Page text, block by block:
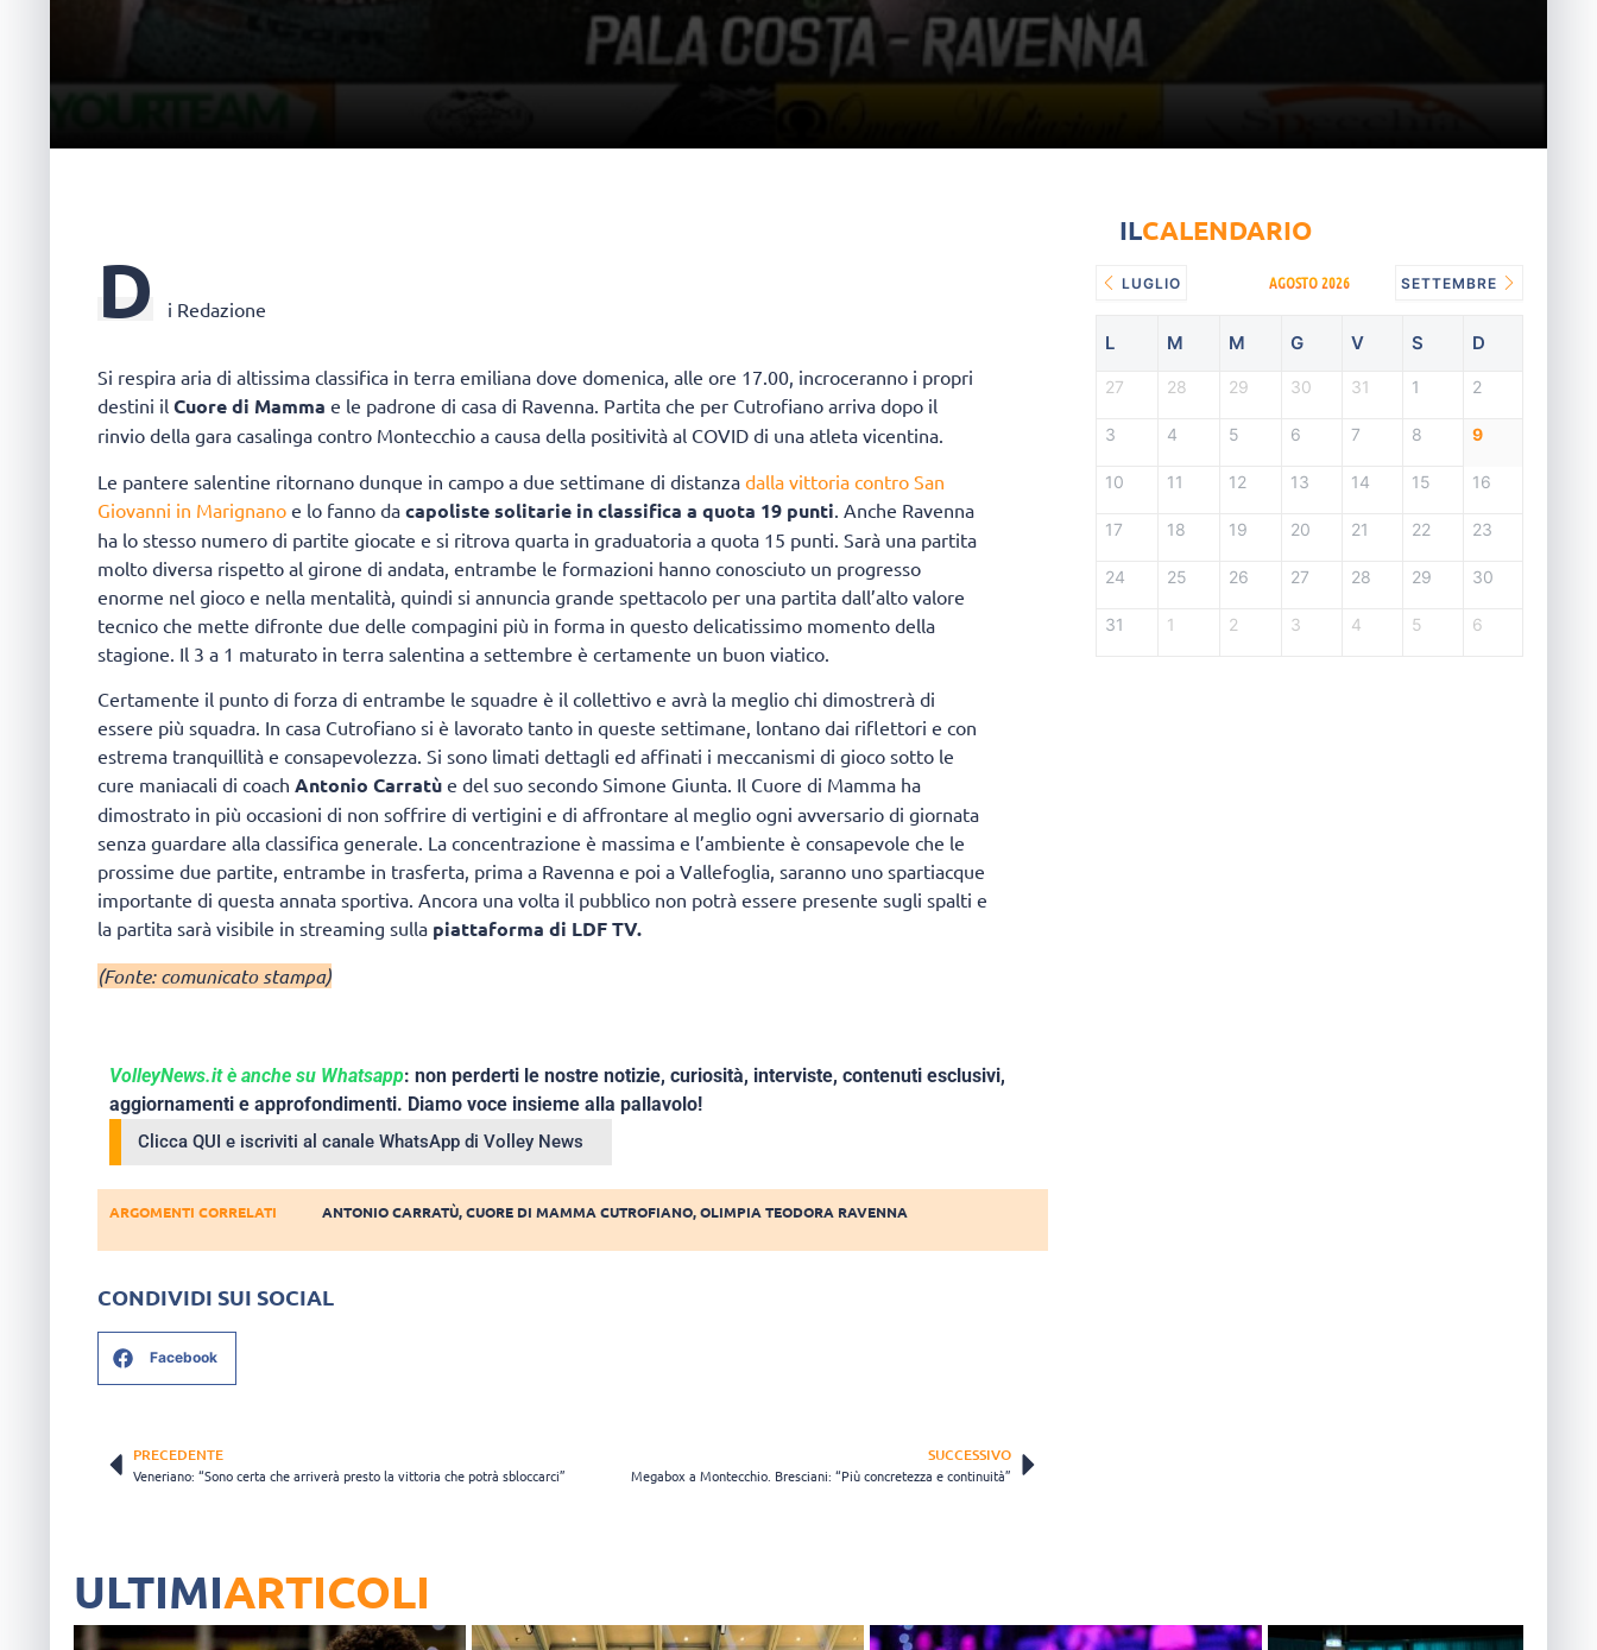
D i Redazione
Si respira aria di altissima classifica in terra emiliana dove domenica, alle ore 17.00, incroceranno i propri
destini il Cuore di Mamma e le padrone di casa di Ravenna. Partita che per Cutrofiano arriva dopo il
rinvio della gara casalinga contro Montecchio a causa della positività al COVID di una atleta vicentina.
Le pantere salentine ritornano dunque in campo a due settimane di distanza dalla vittoria contro San
Giovanni in Marignano e lo fanno da capoliste solitarie in classifica a quota 19 punti . Anche Ravenna
ha lo stesso numero di partite giocate e si ritrova quarta in graduatoria a quota 15 punti. Sarà una partita
molto diversa rispetto al girone di andata, entrambe le formazioni hanno conosciuto un progresso
enorme nel gioco e nella mentalità, quindi si annuncia grande spettacolo per una partita dall’alto valore
tecnico che mette difronte due delle compagini più in forma in questo delicatissimo momento della
stagione. Il 3 a 1 maturato in terra salentina a settembre è certamente un buon viatico.
Certamente il punto di forza di entrambe le squadre è il collettivo e avrà la meglio chi dimostrerà di
essere più squadra. In casa Cutrofiano si è lavorato tanto in queste settimane, lontano dai riflettori e con
estrema tranquillità e consapevolezza. Si sono limati dettagli ed affinati i meccanismi di gioco sotto le
cure maniacali di coach Antonio Carratù e del suo secondo Simone Giunta. Il Cuore di Mamma ha
dimostrato in più occasioni di non soffrire di vertigini e di affrontare al meglio ogni avversario di giornata
senza guardare alla classifica generale. La concentrazione è massima e l’ambiente è consapevole che le
prossime due partite, entrambe in trasferta, prima a Ravenna e poi a Vallefoglia, saranno uno spartiacque
importante di questa annata sportiva. Ancora una volta il pubblico non potrà essere presente sugli spalti e
la partita sarà visibile in streaming sulla piattaforma di LDF TV.
(Fonte: comunicato stampa)
VolleyNews.it è anche su Whatsapp: non perderti le nostre notizie, curiosità, interviste, contenuti esclusivi,
aggiornamenti e approfondimenti. Diamo voce insieme alla pallavolo!
Clicca QUI e iscriviti al canale WhatsApp di Volley News
ARGOMENTI CORRELATI ANTONIO CARRATÙ,CUORE DI MAMMA CUTROFIANO,OLIMPIA TEODORA RAVENNA
CONDIVIDI SUI SOCIAL
Facebook
PRECEDENTE
Veneriano: “Sono certa che arriverà presto la vittoria che potrà sbloccarci”
SUCCESSIVO
Megabox a Montecchio. Bresciani: “Più concretezza e continuità”
ILCALENDARIO
LUGLIO AGOSTO 2026 SETTEMBRE
L M M G V S D
27 28 29 30 31 1 2
3 4 5 6 7 8 9
10 11 12 13 14 15 16
17 18 19 20 21 22 23
24 25 26 27 28 29 30
31 1 2 3 4 5 6
ULTIMIARTICOLI